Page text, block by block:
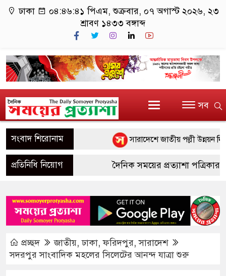
ঢাকা ০৪:৪৬:৪২ পিএম, শুক্রবার, ০৭ অগাস্ট ২০২৬, ২৩
শ্রাবণ ১৪৩৩ বঙ্গাব্দ
সব
সংবাদ শিরোনাম সারাদেশে জাতীয় পল্লী উন্নয়ন
সাতক্ষীরার শ্যামনগরে দুই সংখ্যালঘু
পাংশা সরকারী কলেজে রবীন্দ্র-
মোবাইল চার্জ দিতে গিয়ে কিশোরীর
ফরিদপুরে ওজোপাডিকোর উদ্যোগে
প্রতিনিধি নিয়োগ
দৈনিক সময়ের প্রত্যাশা পত্রিকার
এলাকায় সাংবাদিকতা পেশায়
Hotline- +880 9617 179084
প্রচ্ছদ
জাতীয়,ঢাকা,ফরিদপুর,সারাদেশ
সদরপুর সাংবাদিক মহলের সিলেটের আনন্দ যাত্রা শুরু